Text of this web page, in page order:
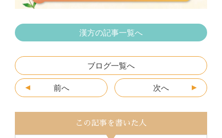
漢方の記事一覧へ
ブログ一覧へ
前へ 次へ
この記事を書いた人